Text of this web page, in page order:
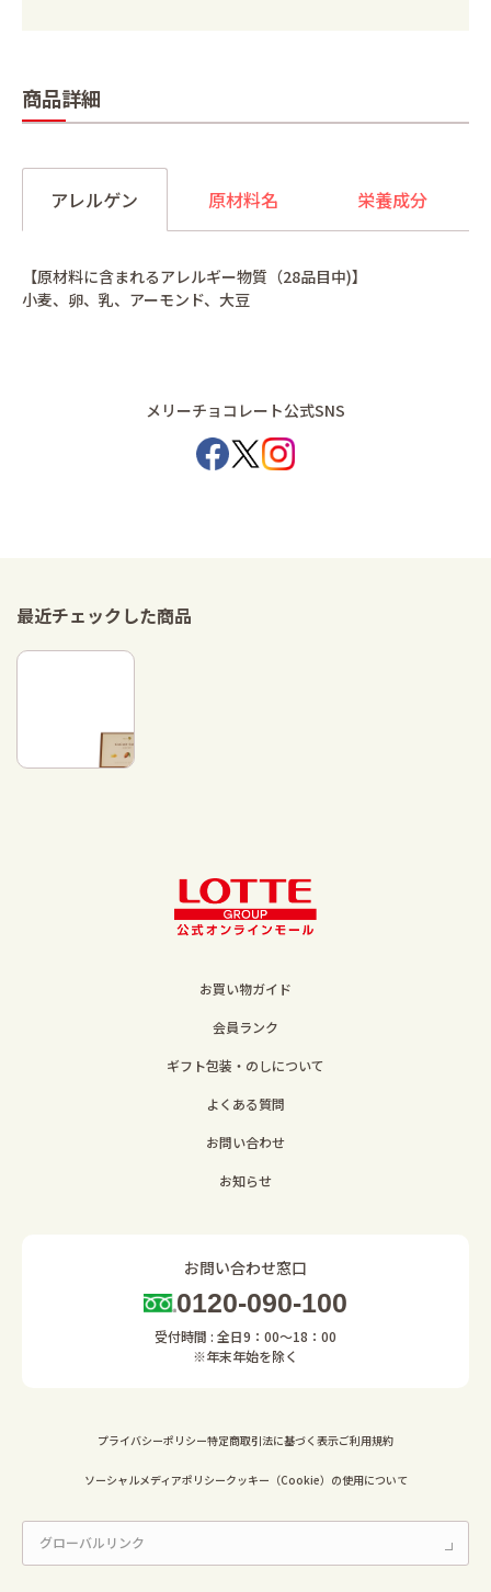
商品詳細
アレルゲン 原材料名 栄養成分
【原材料に含まれるアレルギー物質（28品目中)】
小麦、卵、乳、アーモンド、大豆
メリーチョコレート公式SNS
最近チェックした商品
お買い物ガイド
会員ランク
ギフト包装・のしについて
よくある質問
お問い合わせ
お知らせ
お問い合わせ窓口
0120-090-100
受付時間 : 全日9：00～18：00
※年末年始を除く
プライバシーポリシー特定商取引法に基づく表示ご利用規約
ソーシャルメディアポリシークッキー（Cookie）の使用について